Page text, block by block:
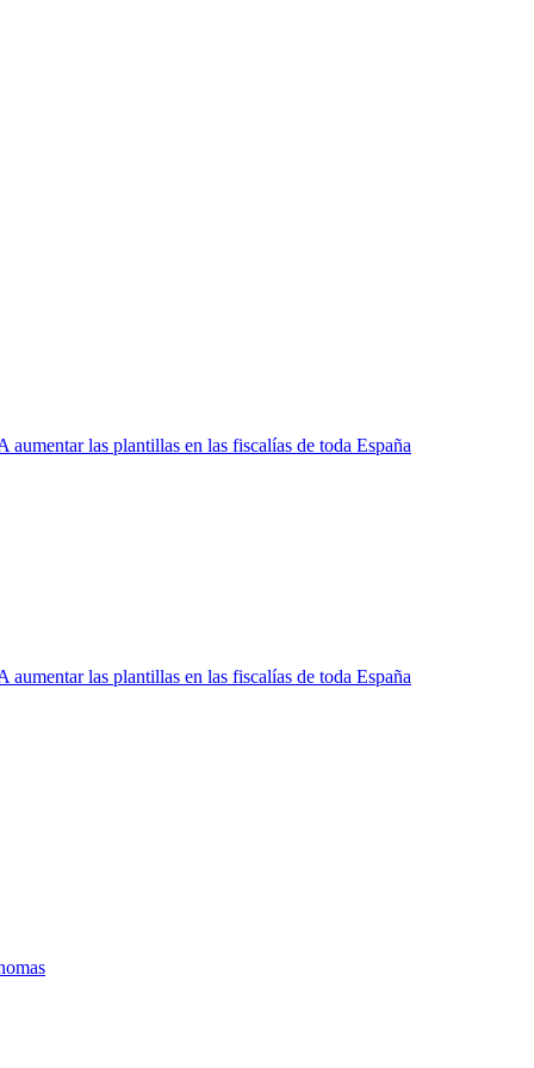
las plantillas en las fiscalías de toda España
las plantillas en las fiscalías de toda España